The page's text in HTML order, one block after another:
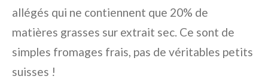
allégés qui ne contiennent que 20% de
matières grasses sur extrait sec. Ce sont de
simples fromages frais, pas de véritables petits
suisses !